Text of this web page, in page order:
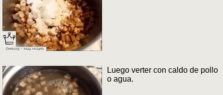
Luego verter con caldo de pollo
o agua.